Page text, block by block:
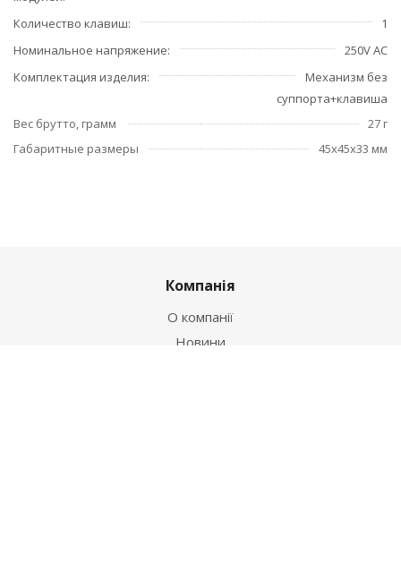
Количество клавиш
1
Номинальное напряжение
250V AC
Комплектация изделия
Механизм без
суппорта+клавиша
Вес брутто, грамм
27 г
Габаритные размеры
45x45x33 мм
Компанія
О компанії
Новини